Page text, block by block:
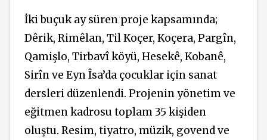
İki buçuk ay süren proje kapsamında;
Dêrik, Rimêlan, Til Koçer, Koçera, Pargîn,
Qamişlo, Tirbavî köyü, Hesekê, Kobanê,
Sirîn ve Eyn Îsa’da çocuklar için sanat
dersleri düzenlendi. Projenin yönetim ve
eğitmen kadrosu toplam 35 kişiden
oluştu. Resim, tiyatro, müzik, govend ve